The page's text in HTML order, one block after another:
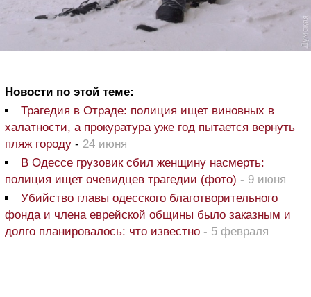
Новости по этой теме:
Трагедия в Отраде: полиция ищет виновных в
халатности, а прокуратура уже год пытается вернуть
пляж городу - 24 июня
В Одессе грузовик сбил женщину насмерть:
полиция ищет очевидцев трагедии (фото) - 9 июня
Убийство главы одесского благотворительного
фонда и члена еврейской общины было заказным и
долго планировалось: что известно - 5 февраля